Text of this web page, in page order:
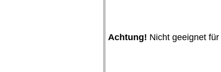
Achtung! Nicht geeignet